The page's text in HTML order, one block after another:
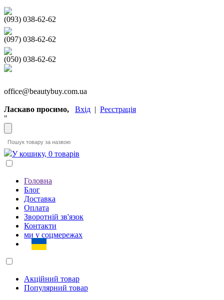
(093) 038-62-62
(097) 038-62-62
(050) 038-62-62
office@beautybuy.com.ua
Ласкаво просимо, Вхід | Реєстрація
"
У кошику, 0 товарів
Головна
Блог
Доставка
Оплата
Зворотній зв'язок
Контакти
ми у соцмережах
Акційний товар
Популярний товар